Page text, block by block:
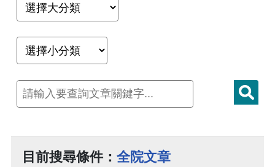
目前搜尋條件： 全院文章